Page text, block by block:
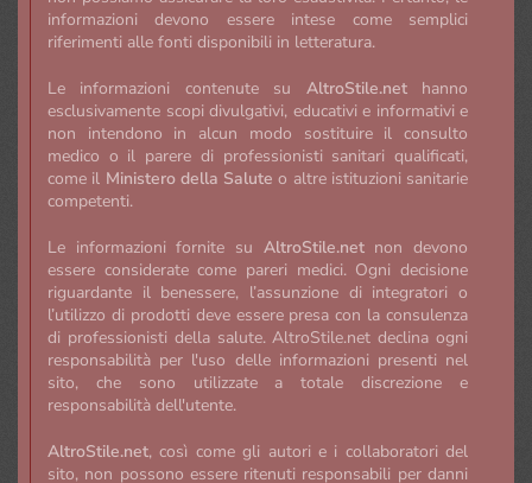
informazioni devono essere intese come semplici
riferimenti alle fonti disponibili in letteratura.
Le informazioni contenute su AltroStile.nethanno
esclusivamente scopi divulgativi, educativi e informativi e
non intendono in alcun modo sostituire il consulto
medico o il parere di professionisti sanitari qualificati,
come il Ministero della Salute o altre istituzioni sanitarie
competenti.
Le informazioni fornite su AltroStile.netnon devono
essere considerate come pareri medici. Ogni decisione
riguardante il benessere, l’assunzione di integratori o
l’utilizzo di prodotti deve essere presa con la consulenza
di professionisti della salute. AltroStile.net declina ogni
responsabilità per l'uso delle informazioni presenti nel
sito, che sono utilizzate a totale discrezione e
responsabilità dell'utente.
AltroStile.net, così come gli autori e i collaboratori del
sito, non possono essere ritenuti responsabili per danni